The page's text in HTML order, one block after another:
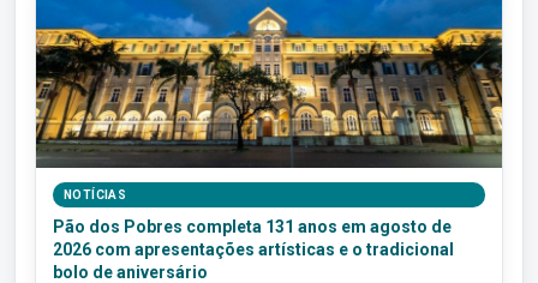
NOTÍCIAS
Pão dos Pobres completa 131 anos em agosto de
2026 com apresentações artísticas e o tradicional
bolo de aniversário